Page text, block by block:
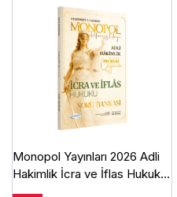
Monopol Yayınları 2026 Adli
Hakimlik İcra ve İflas Hukuku
Soru Bankası Çözümlü Ömer